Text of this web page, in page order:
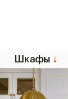
Шкафы ↓